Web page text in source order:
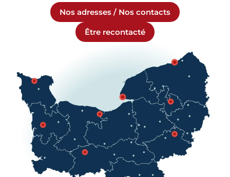
Nos adresses / Nos contacts
Être recontacté